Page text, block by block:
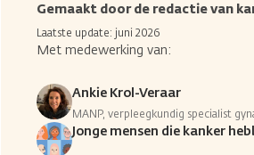
Gemaakt door de redactie van
Laatste update: juni 2026
Met medewerking van:
Ankie Krol-Veraar
MANP, verpleegkundig specialist
Jonge mensen die kanker